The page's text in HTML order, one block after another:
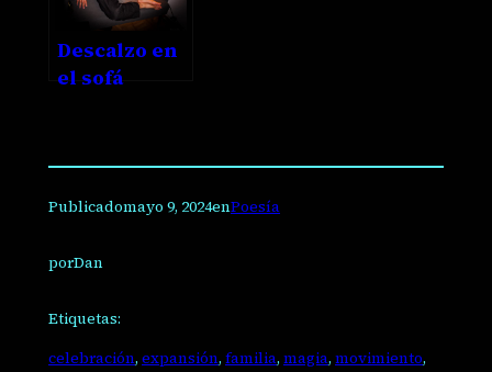
Descalzo en
el sofá
Publicadomayo 9, 2024enPoesía
porDan
Etiquetas:
celebración, expansión, familia, magia, movimiento